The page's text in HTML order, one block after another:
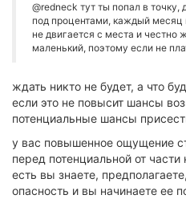
@redneck тут ты попал в точку,
под процентами, каждый месяц
не двигается с места и честно
маленький, поэтому если не
ждать никто не будет, а что
если это не повысит шансы
потенциальные шансы
у вас повышенное ощущение
перед потенциальной от
есть вы знаете,
опасность и вы начинаете ее